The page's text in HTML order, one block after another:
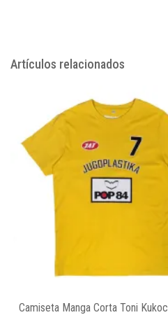
Artículos relacionados
Camiseta Manga Corta Toni Kukoc